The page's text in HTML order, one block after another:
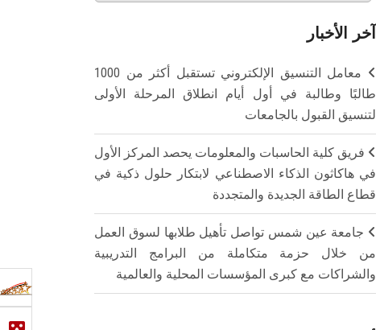
آخر الأخبار
معامل التنسيق الإلكتروني تستقبل أكثر من 1000
طالبًا وطالبة في أول أيام انطلاق المرحلة الأولى
لتنسيق القبول بالجامعات
فريق كلية الحاسبات والمعلومات يحصد المركز الأول
في هاكاثون الذكاء الاصطناعي لابتكار حلول ذكية في
قطاع الطاقة الجديدة والمتجددة
جامعة عين شمس تواصل تأهيل طلابها لسوق العمل
من خلال حزمة متكاملة من البرامج التدريبية
والشراكات مع كبرى المؤسسات المحلية والعالمية